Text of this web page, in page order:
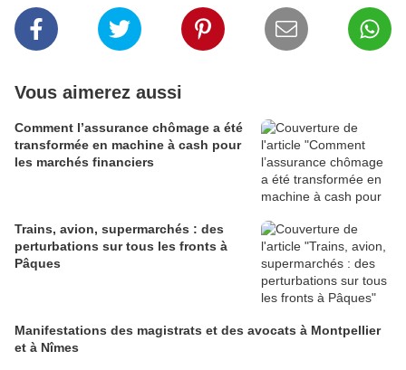
Vous aimerez aussi
Comment l’assurance chômage a été
transformée en machine à cash pour
les marchés financiers
Trains, avion, supermarchés : des
perturbations sur tous les fronts à
Pâques
Manifestations des magistrats et des avocats à Montpellier
et à Nîmes